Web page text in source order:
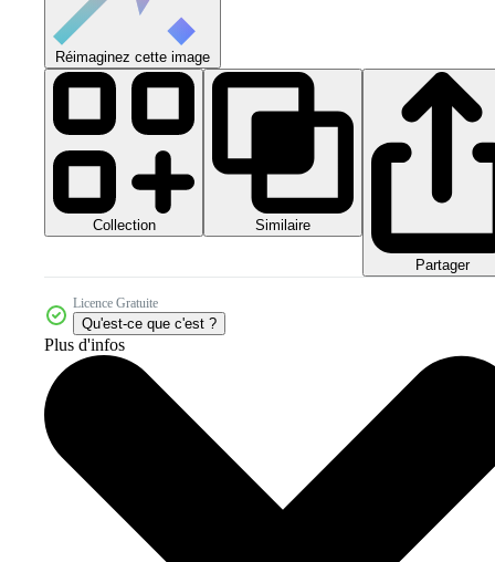
Réimaginez cette image
Collection Similaire
Partager
Licence Gratuite
Qu'est-ce que c'est ?
Plus d'infos